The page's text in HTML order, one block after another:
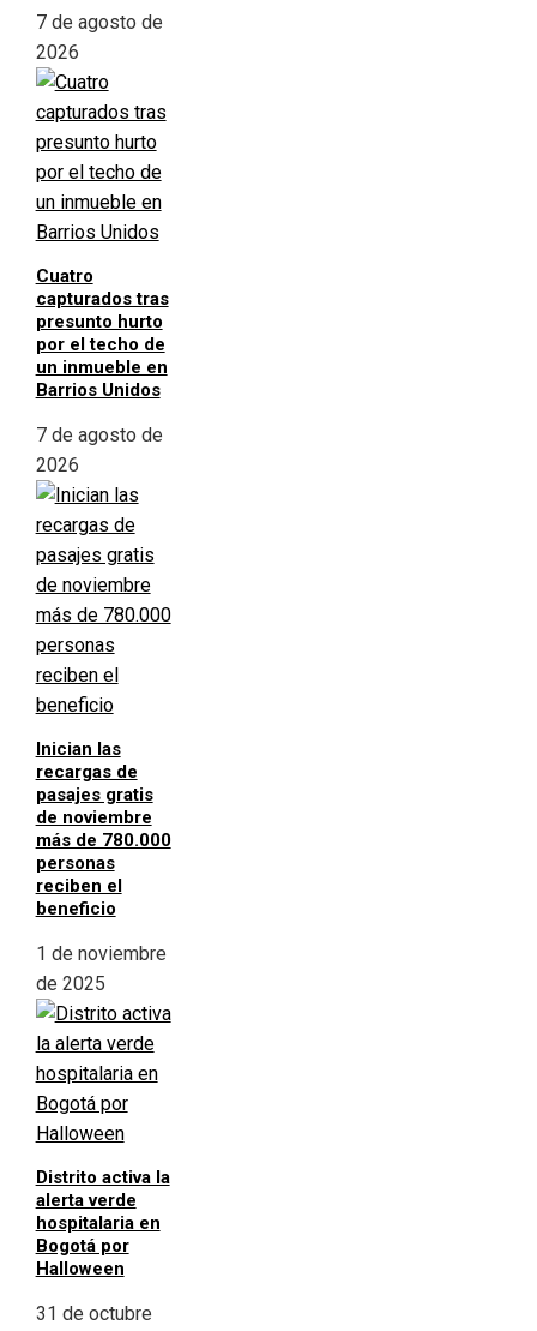
7 de agosto de
2026
Cuatro
capturados tras
presunto hurto
por el techo de
un inmueble en
Barrios Unidos
7 de agosto de
2026
Inician las
recargas de
pasajes gratis
de noviembre
más de 780.000
personas
reciben el
beneficio
1 de noviembre
de 2025
Distrito activa la
alerta verde
hospitalaria en
Bogotá por
Halloween
31 de octubre